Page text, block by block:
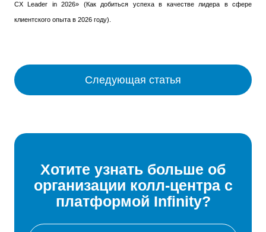
CX Leader in 2026» (Как добиться успеха в качестве лидера в сфере
клиентского опыта в 2026 году).
Следующая статья
Хотите узнать больше об
организации колл-центра с
платформой Infinity?